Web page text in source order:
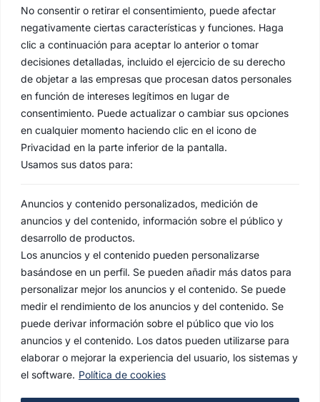
No consentir o retirar el consentimiento, puede afectar
negativamente ciertas características y funciones. Haga
clic a continuación para aceptar lo anterior o tomar
decisiones detalladas, incluido el ejercicio de su derecho
de objetar a las empresas que procesan datos personales
en función de intereses legítimos en lugar de
consentimiento. Puede actualizar o cambiar sus opciones
en cualquier momento haciendo clic en el icono de
Privacidad en la parte inferior de la pantalla.
Usamos sus datos para:
Anuncios y contenido personalizados, medición de
anuncios y del contenido, información sobre el público y
desarrollo de productos.
Los anuncios y el contenido pueden personalizarse
basándose en un perfil. Se pueden añadir más datos para
personalizar mejor los anuncios y el contenido. Se puede
medir el rendimiento de los anuncios y del contenido. Se
puede derivar información sobre el público que vio los
anuncios y el contenido. Los datos pueden utilizarse para
elaborar o mejorar la experiencia del usuario, los sistemas y
el software. Política de cookies
AVISO LEGAL